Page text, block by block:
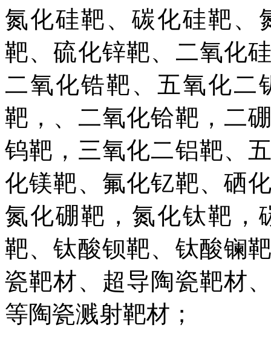
氮化硅靶、碳化硅靶、
靶、硫化锌靶、二氧化
二氧化锆靶、五氧化二
靶，、二氧化铪靶，二
钨靶，三氧化二铝靶、
化镁靶、氟化钇靶、硒
氮化硼靶，氮化钛靶，
靶、钛酸钡靶、钛酸镧
瓷靶材、超导陶瓷靶材
等陶瓷溅射靶材；